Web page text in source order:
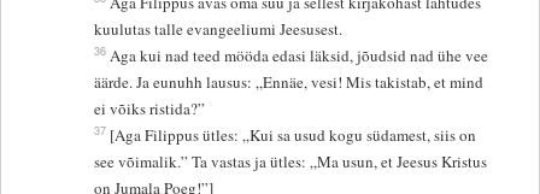
kuulutas talle evangeeliumi Jeesusest.
36 Aga kui nad teed mööda edasi läksid, jõudsid nad ühe vee
äärde. Ja eunuhh lausus: „Ennäe, vesi! Mis takistab, et mind
ei võiks ristida?”
37 [Aga Filippus ütles: „Kui sa usud kogu südamest, siis on
see võimalik.” Ta vastas ja ütles: „Ma usun, et Jeesus Kristus
on Jumala Poeg!”]